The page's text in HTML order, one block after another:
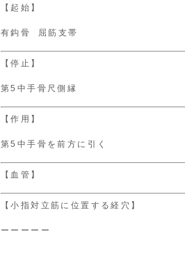
【起始】
有鈎骨 屈筋支帯
【停止】
第5中手骨尺側縁
【作用】
第5中手骨を前方に引く
【血管】
【小指対立筋に位置する経穴】
ーーーーー